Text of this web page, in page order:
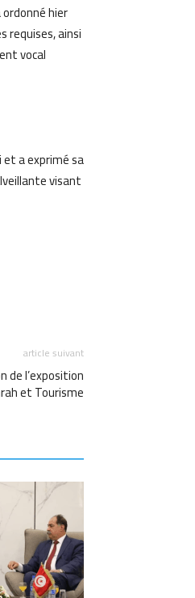
hier
requises, ainsi
vocal
a exprimé sa
visant
article suivant
de l’exposition
et Tourisme